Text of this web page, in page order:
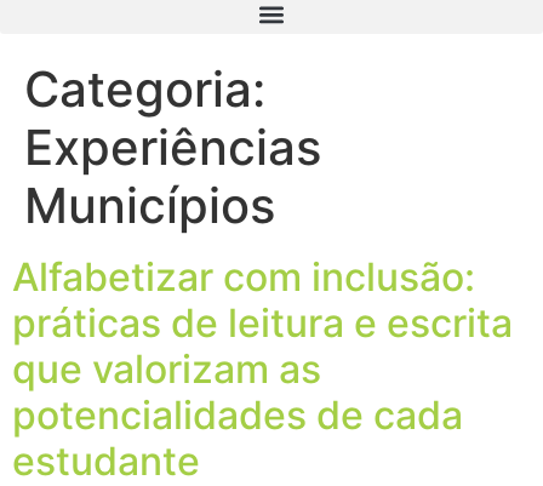
Categoria:
Experiências
Municípios
Alfabetizar com inclusão:
práticas de leitura e escrita
que valorizam as
potencialidades de cada
estudante